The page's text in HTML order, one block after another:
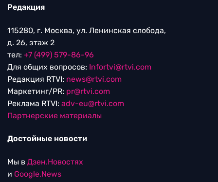
Редакция
115280, г. Москва, ул. Ленинская слобода,
д. 26, этаж 2
тел: +7 (499) 579-86-96
Для общих вопросов: Infortvi@rtvi.com
Редакция RTVI: news@rtvi.com
Маркетинг/PR: pr@rtvi.com
Реклама RTVI: adv-eu@rtvi.com
Партнерские материалы
Достойные новости
Мы в Дзен.Новостях
и Google.News